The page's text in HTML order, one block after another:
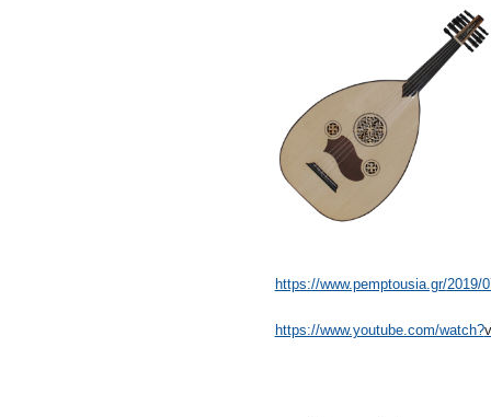
https://www.pemptousia.gr/2019/
https://www.youtube.com/watch?